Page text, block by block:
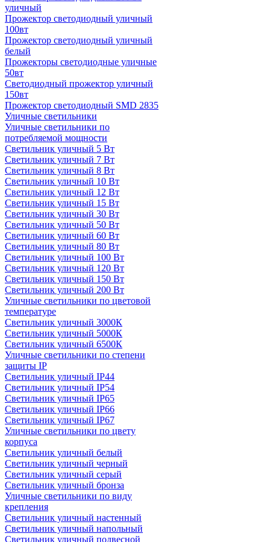
уличный
Прожектор светодиодный уличный
100вт
Прожектор светодиодный уличный
белый
Прожекторы светодиодные уличные
50вт
Светодиодный прожектор уличный
150вт
Прожектор светодиодный SMD 2835
Уличные светильники
Уличные светильники по
потребляемой мощности
Светильник уличный 5 Вт
Светильник уличный 7 Вт
Светильник уличный 8 Вт
Светильник уличный 10 Вт
Светильник уличный 12 Вт
Светильник уличный 15 Вт
Светильник уличный 30 Вт
Светильник уличный 50 Вт
Светильник уличный 60 Вт
Светильник уличный 80 Вт
Светильник уличный 100 Вт
Светильник уличный 120 Вт
Светильник уличный 150 Вт
Светильник уличный 200 Вт
Уличные светильники по цветовой
температуре
Cветильник уличный 3000К
Cветильник уличный 5000К
Cветильник уличный 6500К
Уличные светильники по степени
защиты IP
Светильник уличный IP44
Светильник уличный IP54
Светильник уличный IP65
Светильник уличный IP66
Светильник уличный IP67
Уличные светильники по цвету
корпуса
Светильник уличный белый
Светильник уличный черный
Светильник уличный серый
Светильник уличный бронза
Уличные светильники по виду
крепления
Светильник уличный настенный
Светильник уличный напольный
Светильник уличный подвесной